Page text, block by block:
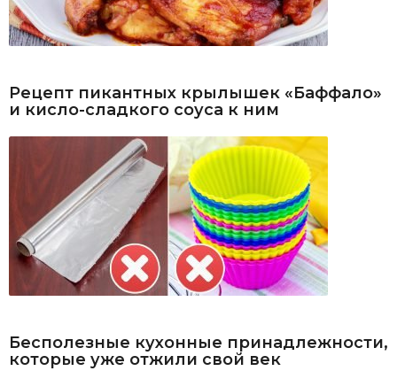
Рецепт пикантных крылышек «Баффало»
и кисло-сладкого соуса к ним
Бесполезные кухонные принадлежности,
которые уже отжили свой век